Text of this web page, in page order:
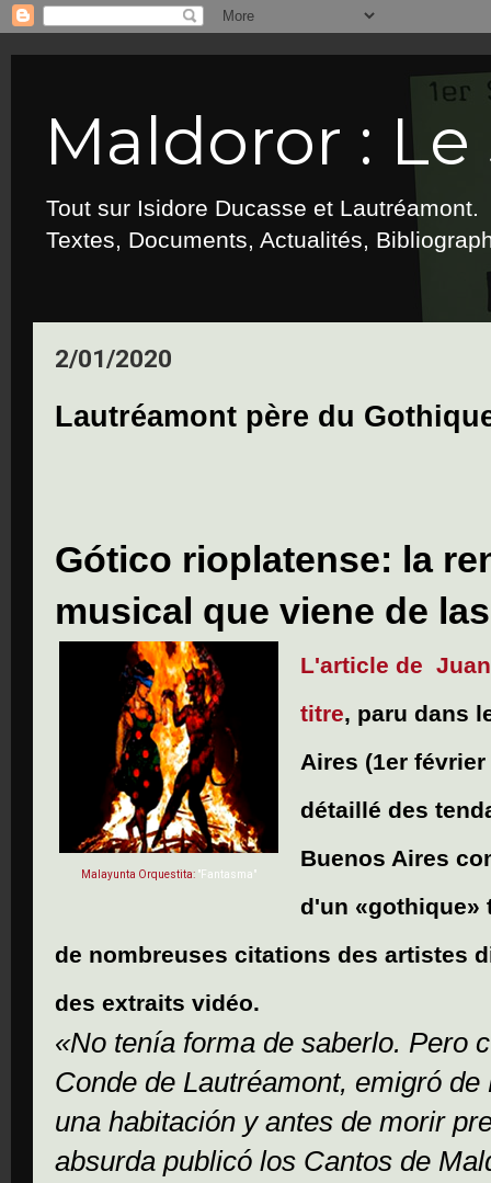
Maldoror : Le
Tout sur Isidore Ducasse et Lautréamont.
Textes, Documents, Actualités,
2/01/2020
Lautréamont père du
Gótico rioplatense: la
musical que viene de
Malayunta Orquestita: "Fantasma"
L'article de
titre, paru dans
Aires (1er
détaillé des
Buenos Aires
d'un «gothique»
de nombreuses citations des artistes
des extraits vidéo.
«No tenía forma de saberlo. Pero
Conde de Lautréamont, emigró
una habitación y antes de morir
absurda publicó los Cantos de